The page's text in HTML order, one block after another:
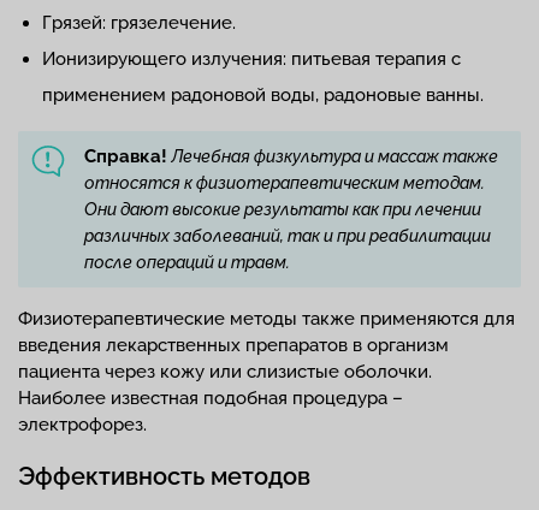
Грязей: грязелечение.
Ионизирующего излучения: питьевая терапия с
применением радоновой воды, радоновые ванны.
Справка! Лечебная физкультура и массаж также
относятся к физиотерапевтическим методам.
Они дают высокие результаты как при лечении
различных заболеваний, так и при реабилитации
после операций и травм.
Физиотерапевтические методы также применяются для
введения лекарственных препаратов в организм
пациента через кожу или слизистые оболочки.
Наиболее известная подобная процедура –
электрофорез.
Эффективность методов